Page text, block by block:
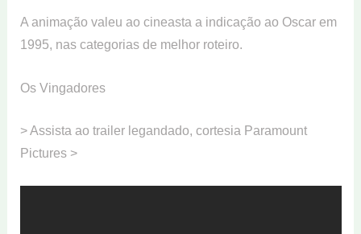
A animação valeu ao cineasta a indicação ao Oscar em
1995, nas categorias de melhor roteiro.
Os Vingadores
> Assista ao trailer legandado, cortesia Paramount
Pictures >